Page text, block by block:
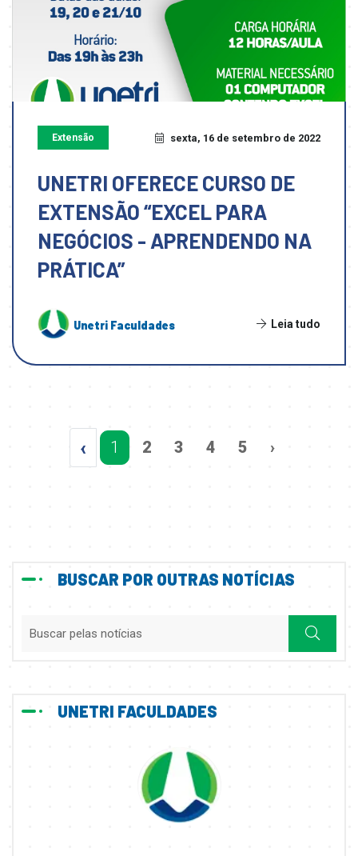
Extensão sexta, 16 de setembro de 2022
UNETRI OFERECE CURSO DE
EXTENSÃO “EXCEL PARA
NEGÓCIOS - APRENDENDO NA
PRÁTICA”
Unetri Faculdades Leia tudo
‹ 1 2 3 4 5 ›
BUSCAR POR OUTRAS NOTÍCIAS
UNETRI FACULDADES